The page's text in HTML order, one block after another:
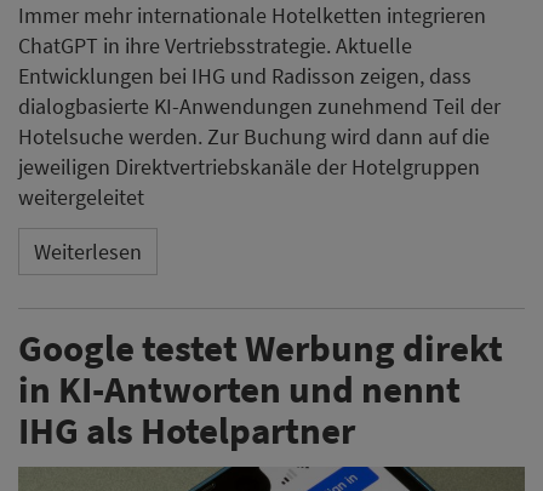
Immer mehr internationale Hotelketten integrieren
ChatGPT in ihre Vertriebsstrategie. Aktuelle
Entwicklungen bei IHG und Radisson zeigen, dass
dialogbasierte KI-Anwendungen zunehmend Teil der
Hotelsuche werden. Zur Buchung wird dann auf die
jeweiligen Direktvertriebskanäle der Hotelgruppen
weitergeleitet
Weiterlesen
Google testet Werbung direkt
in KI-Antworten und nennt
IHG als Hotelpartner